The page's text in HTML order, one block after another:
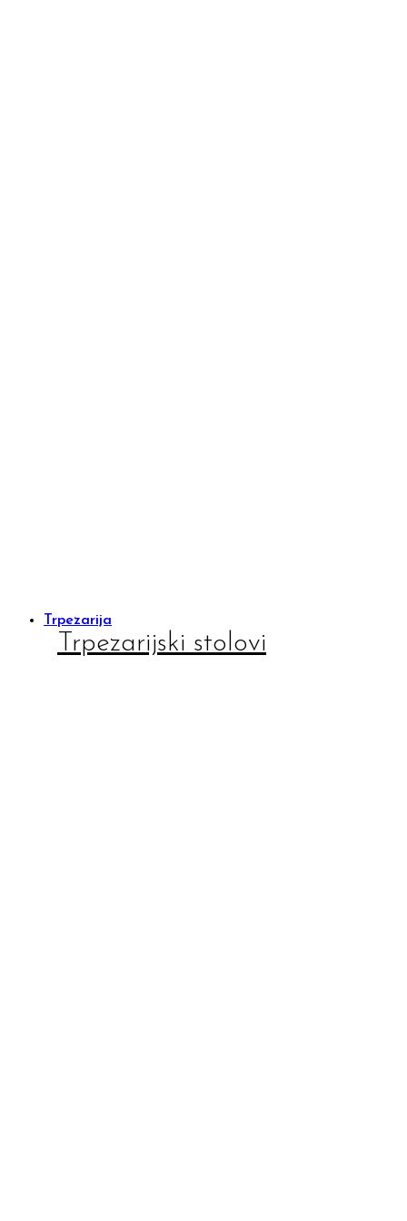
Trpezarija
Trpezarijski stolovi